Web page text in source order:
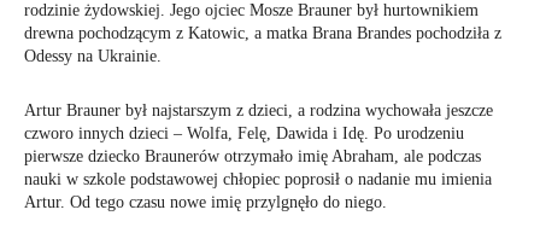
rodzinie żydowskiej. Jego ojciec Mosze Brauner był hurtownikiem
drewna pochodzącym z Katowic, a matka Brana Brandes pochodziła z
Odessy na Ukrainie.
Artur Brauner był najstarszym z dzieci, a rodzina wychowała jeszcze
czworo innych dzieci – Wolfa, Felę, Dawida i Idę. Po urodzeniu
pierwsze dziecko Braunerów otrzymało imię Abraham, ale podczas
nauki w szkole podstawowej chłopiec poprosił o nadanie mu imienia
Artur. Od tego czasu nowe imię przylgnęło do niego.